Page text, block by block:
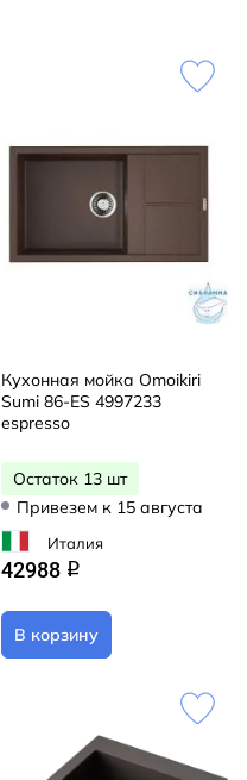
Кухонная мойка Omoikiri
Sumi 86-ES 4997233
espresso
Остаток 13 шт
Привезем к 15 августа
Италия
42988 q
В корзину